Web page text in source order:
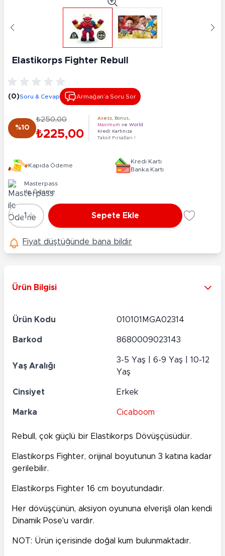
Elastikorps Fighter Rebull
(0)Soru & Cevap Armağan’a Soru Sor
%10
₺250,00
₺225,00
Axess Bonus
Maximum ve World
Kredi Kartınıza
Taksit Fırsatları !
Kapıda Ödeme
Kredi Kartı
Banka Kartı
Masterpass
ile Ödeme
Adet
-1 + Sepete Ekle
Fiyat düştüğünde bana bildir
Ürün Bilgisi
Ürün Kodu 010101MGA02314
Barkod 8680009023143
Yaş Aralığı
3-5 Yaş | 6-9 Yaş | 10-12
Yaş
Cinsiyet Erkek
Marka Cicaboom
Rebull, çok güçlü bir Elastikorps Dövüşçüsüdür.
Elastikorps Fighter, orijinal boyutunun 3 katına kadar
gerilebilir.
Elastikorps Fighter 16 cm boyutundadır.
Her dövüşçünün, aksiyon oyununa elverişli olan kendi
Dinamik Pose'u vardır.
NOT: Ürün içerisinde doğal kum bulunmaktadır.